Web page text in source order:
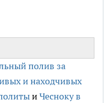
полив за
и находчивых
иЧесноку в